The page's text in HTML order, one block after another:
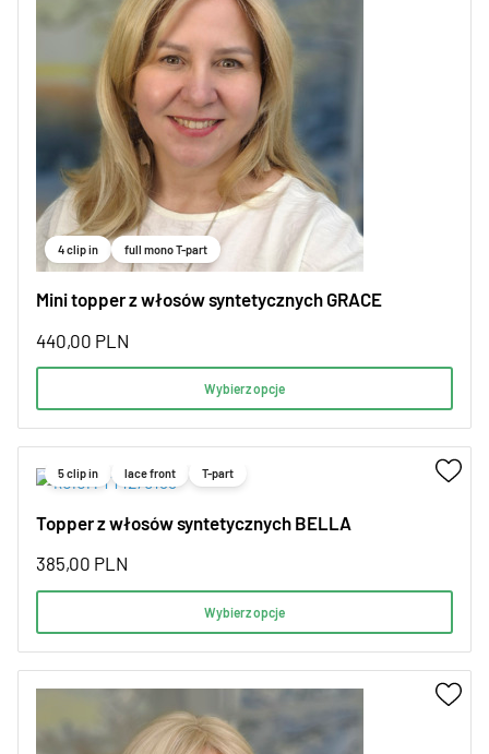
4 clip in full mono T-part
Mini topper z włosów syntetycznych GRACE
440,00 PLN
Wybierz opcje
5 clip in lace front T-part
Topper z włosów syntetycznych BELLA
385,00 PLN
Wybierz opcje